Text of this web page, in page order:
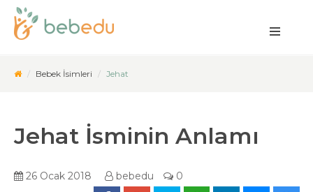
Bebek İsimleri Jehat
Jehat İsminin Anlamı
26 Ocak 2018 bebedu 0